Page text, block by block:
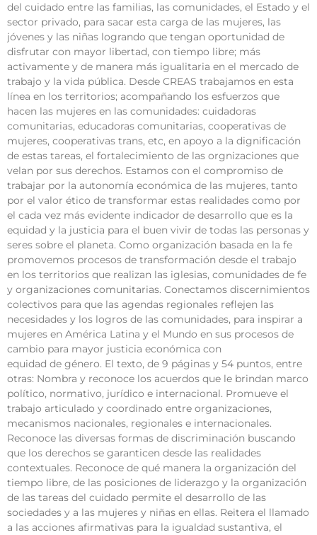
del cuidado entre las familias, las comunidades, el Estado y el
sector privado, para sacar esta carga de las mujeres, las
jóvenes y las niñas logrando que tengan oportunidad de
disfrutar con mayor libertad, con tiempo libre; más
activamente y de manera más igualitaria en el mercado de
trabajo y la vida pública. Desde CREAS trabajamos en esta
línea en los territorios; acompañando los esfuerzos que
hacen las mujeres en las comunidades: cuidadoras
comunitarias, educadoras comunitarias, cooperativas de
mujeres, cooperativas trans, etc, en apoyo a la dignificación
de estas tareas, el fortalecimiento de las orgnizaciones que
velan por sus derechos. Estamos con el compromiso de
trabajar por la autonomía económica de las mujeres, tanto
por el valor ético de transformar estas realidades como por
el cada vez más evidente indicador de desarrollo que es la
equidad y la justicia para el buen vivir de todas las personas y
seres sobre el planeta. Como organización basada en la fe
promovemos procesos de transformación desde el trabajo
en los territorios que realizan las iglesias, comunidades de fe
y organizaciones comunitarias. Conectamos discernimientos
colectivos para que las agendas regionales reflejen las
necesidades y los logros de las comunidades, para inspirar a
mujeres en América Latina y el Mundo en sus procesos de
cambio para mayor justicia económica con
equidad de género. El texto, de 9 páginas y 54 puntos, entre
otras: Nombra y reconoce los acuerdos que le brindan marco
político, normativo, jurídico e internacional. Promueve el
trabajo articulado y coordinado entre organizaciones,
mecanismos nacionales, regionales e internacionales.
Reconoce las diversas formas de discriminación buscando
que los derechos se garanticen desde las realidades
contextuales. Reconoce de qué manera la organización del
tiempo libre, de las posiciones de liderazgo y la organización
de las tareas del cuidado permite el desarrollo de las
sociedades y a las mujeres y niñas en ellas. Reitera el llamado
a las acciones afirmativas para la igualdad sustantiva, el